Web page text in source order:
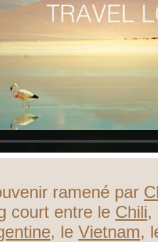
ramené par
court entre le Chili,
, le Vietnam,